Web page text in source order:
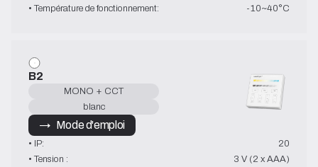
• Température de fonctionnement:
-10~40°C
B2
MONO + CCT
blanc
→   Mode d'emploi
• IP:
20
• Tension :
3 V (2 x AAA)